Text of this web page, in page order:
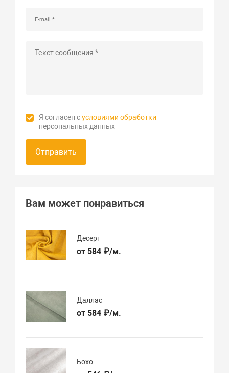
Я согласен сусловиями обработки
персональных данных
Отправить
Вам может понравиться
Десерт
от 584 ₽/м.
Даллас
от 584 ₽/м.
Бохо